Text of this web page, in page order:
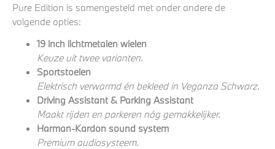
Pure Edition is samengesteld met onder andere de
volgende opties:
19 inch lichtmetalen wielen
Keuze uit twee varianten.
Sportstoelen
Elektrisch verwarmd én bekleed in Veganza Schwarz.
Driving Assistant & Parking Assistant
Maakt rijden en parkeren nóg gemakkelijker.
Harman-Kardon sound system
Premium audiosysteem.